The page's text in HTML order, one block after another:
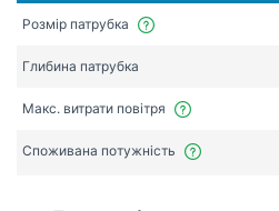
Розмір патрубка
Глибина патрубка
Макс. витрати повітря
Споживана потужність